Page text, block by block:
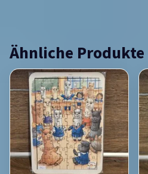
Ähnliche Produkte